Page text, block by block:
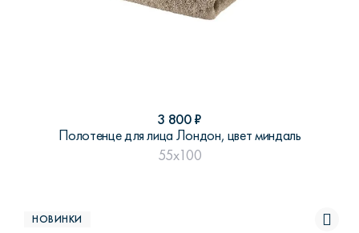
3 800₽
Полотенце для лица Лондон, цвет миндаль
55x100
НОВИНКИ